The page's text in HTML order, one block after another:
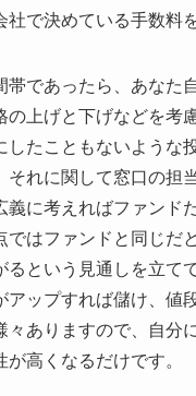
で決めている手数料
であったら、あなた
上げと下げなどを考
たこともないような
れに関して窓口の担
義に考えればファンド
はファンドと同じだ
るという見通しを立て
ップすれば儲け、値
々ありますので、自分
高くなるだけです。